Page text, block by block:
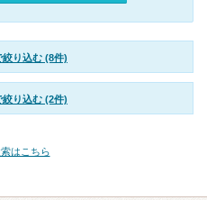
絞り込む (8件)
絞り込む (2件)
はこちら